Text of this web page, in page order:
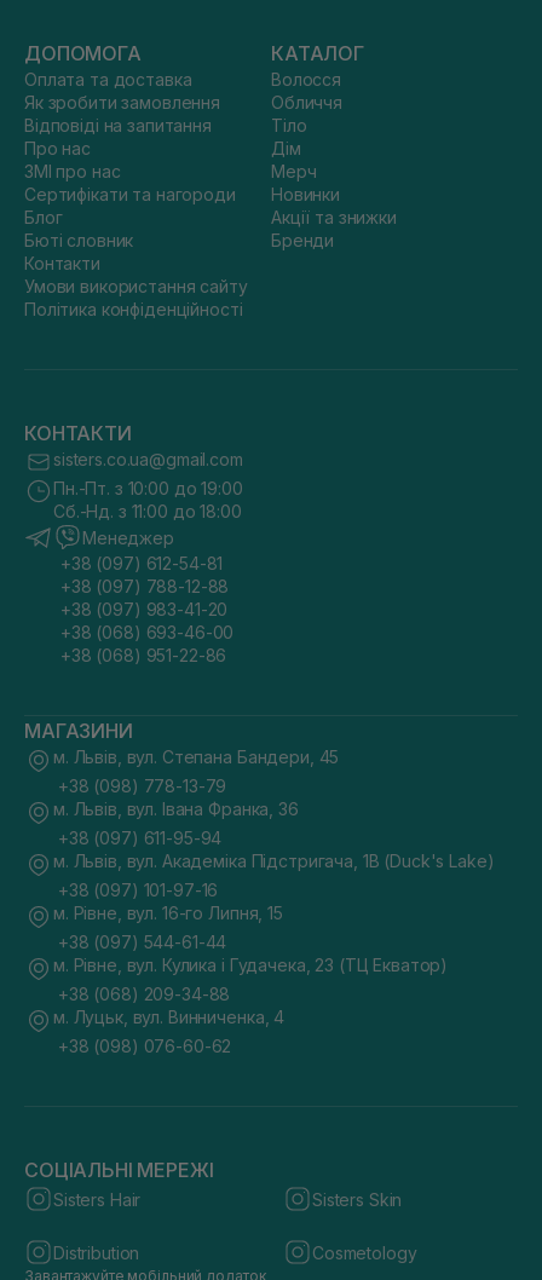
ДОПОМОГА
Оплата та доставка
Як зробити замовлення
Відповіді на запитання
Про нас
ЗМІ про нас
Сертифікати та нагороди
Блог
Бюті словник
Контакти
Умови використання сайту
Політика конфіденційності
КАТАЛОГ
Волосся
Обличчя
Тіло
Дім
Мерч
Новинки
Акції та знижки
Бренди
КОНТАКТИ
sisters.co.ua@gmail.com
Пн.-Пт. з 10:00 до 19:00
Сб.-Нд. з 11:00 до 18:00
Менеджер
+38 (097) 612-54-81
+38 (097) 788-12-88
+38 (097) 983-41-20
+38 (068) 693-46-00
+38 (068) 951-22-86
МАГАЗИНИ
м. Львів, вул. Степана Бандери, 45
+38 (098) 778-13-79
м. Львів, вул. Івана Франка, 36
+38 (097) 611-95-94
м. Львів, вул. Академіка Підстригача, 1В (Duck's Lake)
+38 (097) 101-97-16
м. Рівне, вул. 16-го Липня, 15
+38 (097) 544-61-44
м. Рівне, вул. Кулика і Гудачека, 23 (ТЦ Екватор)
+38 (068) 209-34-88
м. Луцьк, вул. Винниченка, 4
+38 (098) 076-60-62
СОЦІАЛЬНІ МЕРЕЖІ
Sisters Hair Sisters Skin
Distribution Cosmetology
Завантажуйте мобільний додаток